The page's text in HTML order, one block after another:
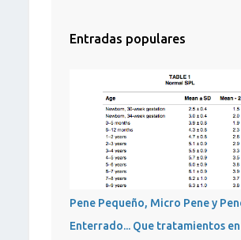
Entradas populares
Pene Pequeño, Micro Pene y
Enterrado... Que tratamientos